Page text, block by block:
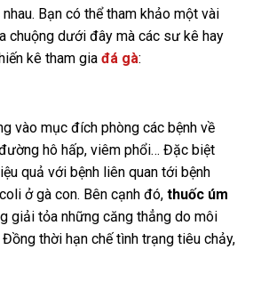
Bạn có thể tham khảo một vài
chuộng dưới đây mà các sư kê hay
kê tham gia đá gà:
vào mục đích phòng các bệnh về
hô hấp, viêm phổi… Đặc biệt
quả với bệnh liên quan tới bệnh
ở gà con. Bên cạnh đó, thuốc úm
giải tỏa những căng thẳng do môi
thời hạn chế tình trạng tiêu chảy,